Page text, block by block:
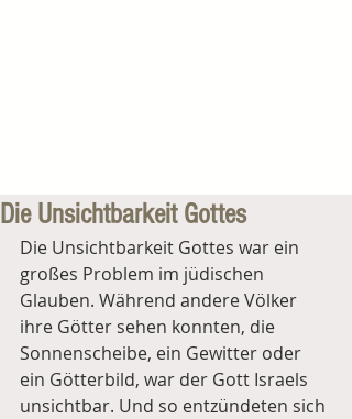
Die Unsichtbarkeit Gottes
Die Unsichtbarkeit Gottes war ein
großes Problem im jüdischen
Glauben. Während andere Völker
ihre Götter sehen konnten, die
Sonnenscheibe, ein Gewitter oder
ein Götterbild, war der Gott Israels
unsichtbar. Und so entzündeten sich